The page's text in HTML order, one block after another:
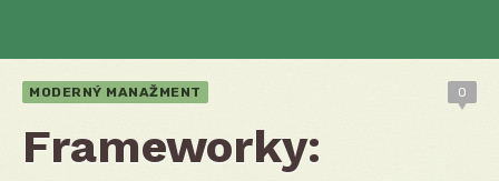
MODERNÝ MANAŽMENT 0
Frameworky: